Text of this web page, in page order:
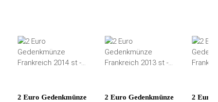
2 Euro Gedenkmünze
2 Euro Gedenkmünze
2 Euro